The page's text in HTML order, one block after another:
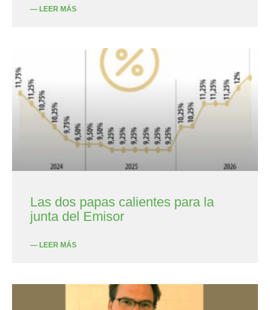
— LEER MÁS
Las dos papas calientes para la
junta del Emisor
— LEER MÁS